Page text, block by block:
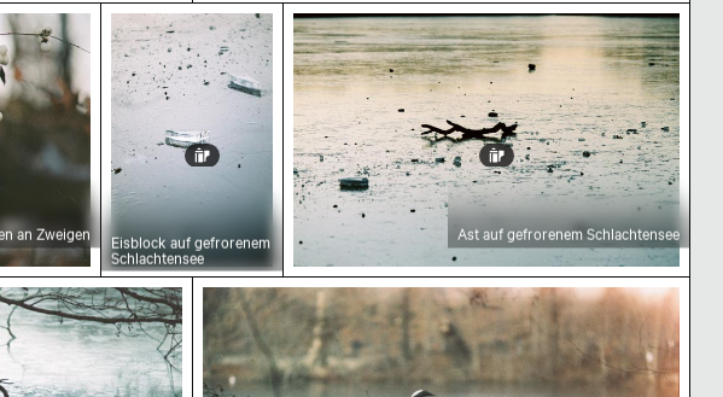
an Zweigen
an Zweigen
Eisblock auf gefrorenem Schlachtensee
Eisblock auf gefrorenem
Schlachtensee
Ast auf gefrorenem Schlachtensee
Ast auf gefrorenem Schlachtensee
SchlachtenseeReiher auf Ast am ruhigen See